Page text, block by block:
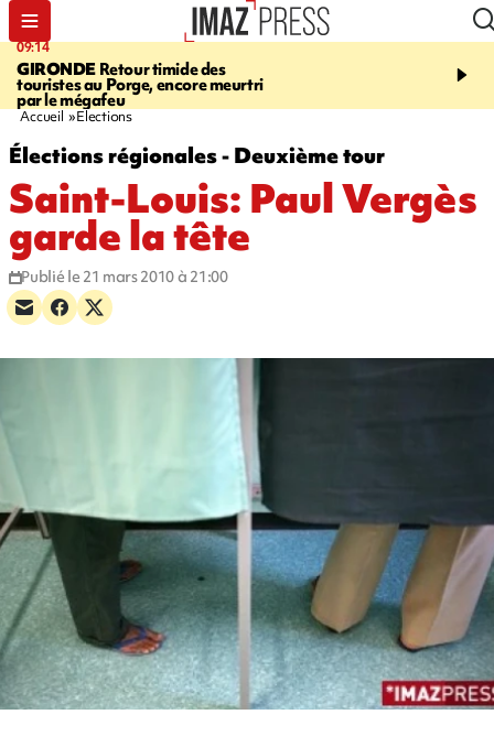
09:14
GIRONDE Retour timide des
touristes au Porge, encore meurtri
par le mégafeu
13:09
Des
font cinq morts en
Accueil Elections
Élections régionales - Deuxième tour
Saint-Louis: Paul Vergès
garde la tête
Publié le 21 mars 2010 à 21:00